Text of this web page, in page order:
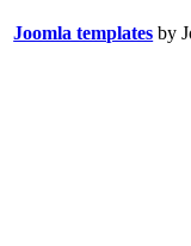
Joomla templates by